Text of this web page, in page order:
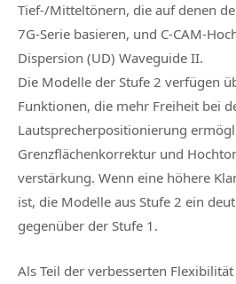
Tief-/Mitteltönern, die auf denen
7G-Serie basieren, und C-CAM-
Dispersion (UD) Waveguide II.
Die Modelle der Stufe 2 verfügen
Funktionen, die mehr Freiheit bei
Lautsprecherpositionierung
Grenzflächenkorrektur und
verstärkung. Wenn eine höhere
ist, die Modelle aus Stufe 2 ein
gegenüber der Stufe 1.
Als Teil der verbesserten